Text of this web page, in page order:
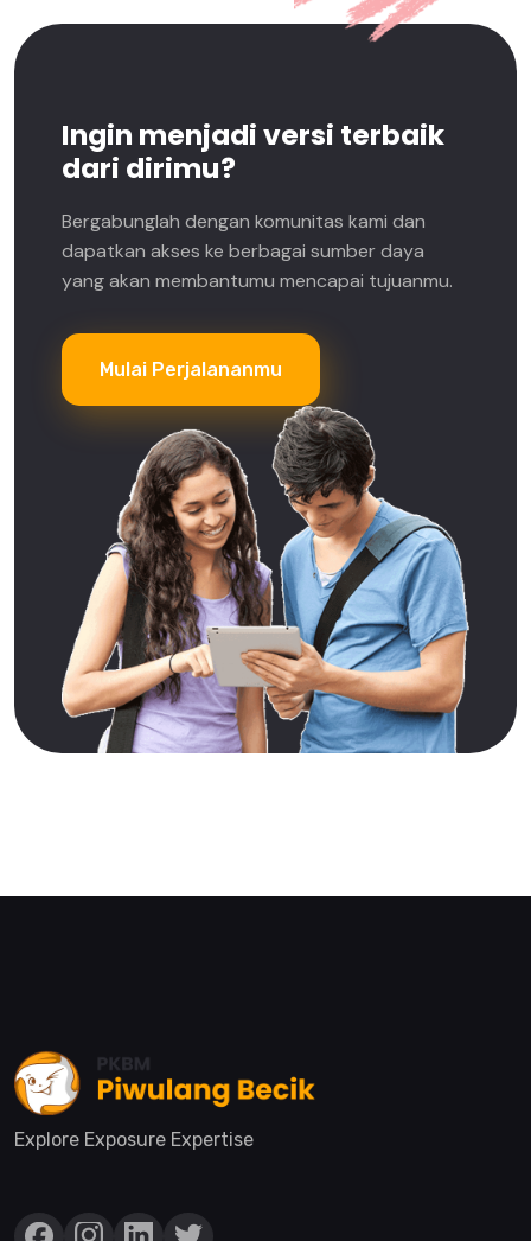
Ingin menjadi versi terbaik
dari dirimu?
Bergabunglah dengan komunitas kami dan
dapatkan akses ke berbagai sumber daya
yang akan membantumu mencapai tujuanmu.
Mulai Perjalananmu
Explore Exposure Expertise